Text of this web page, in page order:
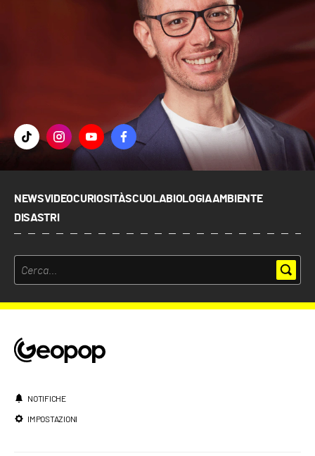
NEWSVIDEOCURIOSITÀSCUOLABIOLOGIAAMBIENTE
DISASTRI
NOTIFICHE
IMPOSTAZIONI